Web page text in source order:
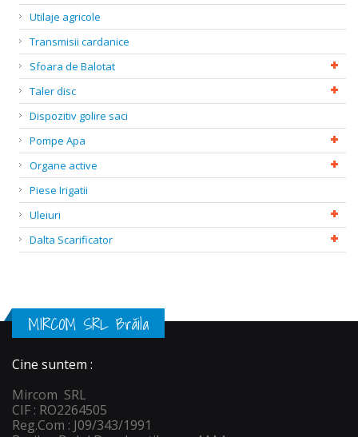
Utilaje agricole
Transmisii cardanice
Sfoara de Balotat
Taler disc
Dispozitiv golire saci
Pompe Apa
Organe active
Piese Irigatii
Uleiuri
Dalta Scarificator
MIRCOM SRL Brăila
Cine suntem :
Mircom SRL
CIF : RO2264505
Reg.Com : J09/343/1991